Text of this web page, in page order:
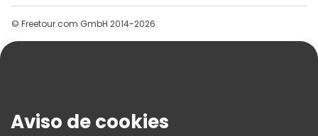
Grupos
Ayuda
Términos E Información Legal
© Freetour.com GmbH 2014-2026
Aviso de cookies